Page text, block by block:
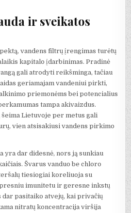
ir sveikatos
vandens filtrų įrengimas turėtų
kapitalo įdarbinimas. Pradinė
gali atrodyti reikšminga, tačiau
geriamajam vandeniui pirkti,
priemonėms bei potencialius
tampa akivaizdus.
Lietuvoje per metus gali
vien atsisakiusi vandens pirkimo
yra dar didesnė, nors ją sunkiau
Švarus vanduo be chloro
tiesiogiai koreliuoja su
imunitetu ir geresne inkstų
pasitaiko atvejų, kai privačių
nitratų koncentracija viršija